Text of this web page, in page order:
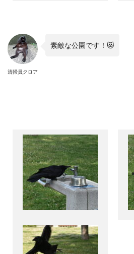
清掃員クロア
素敵な公園です！ 😻